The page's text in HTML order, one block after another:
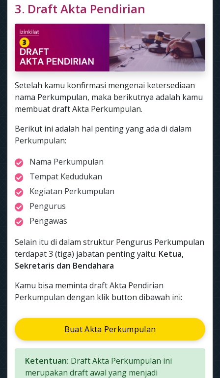
3. Draft Akta Pendirian
Setelah kamu konfirmasi mengenai ketersediaan
nama Perkumpulan, maka berikutnya adalah kamu
membuat draft Akta Perkumpulan.
Berikut ini adalah hal penting yang ada di dalam
Perkumpulan:
Nama Perkumpulan
Tempat Kedudukan
Kegiatan Perkumpulan
Pengurus
Pengawas
Selain itu di dalam struktur Pengurus Perkumpulan
terdapat 3 (tiga) jabatan penting yaitu: Ketua,
Sekretaris dan Bendahara
Kamu bisa meminta draft Akta Pendirian
Perkumpulan dengan klik button dibawah ini:
Buat Akta Perkumpulan
Ketentuan: Draft Akta Perkumpulan ini
merupakan draft awal yang menjadi